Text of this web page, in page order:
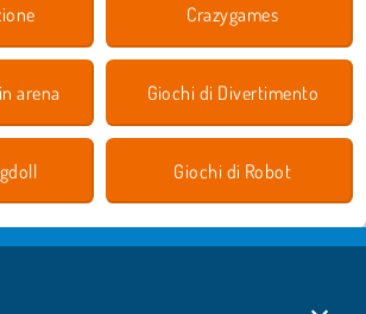
Crazygames
arena Giochi di Divertimento
Giochi di Robot